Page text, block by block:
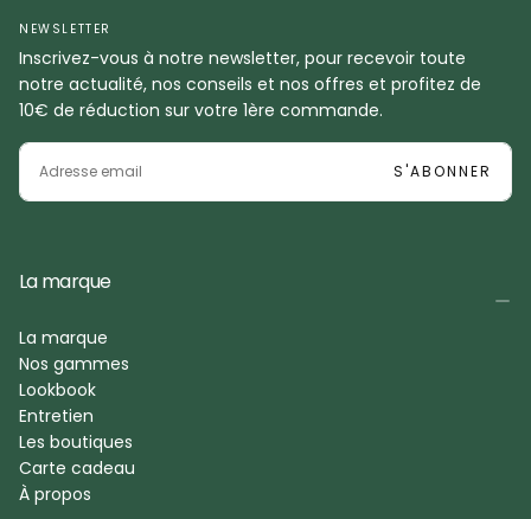
NEWSLETTER
Inscrivez-vous à notre newsletter, pour recevoir toute
notre actualité, nos conseils et nos offres et profitez de
10€ de réduction sur votre 1ère commande.
EMAIL
S'ABONNER
La marque
La marque
Nos gammes
Lookbook
Entretien
Les boutiques
Carte cadeau
À propos